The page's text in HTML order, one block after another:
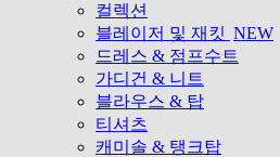
컬렉션
블레이저 및 재킷 NEW
드레스 & 점프수트
가디건 & 니트
블라우스 & 탑
티셔츠
캐미솔 & 탱크탑